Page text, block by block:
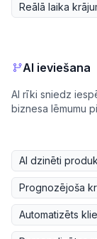
Reālā laika
AI ieviešana
AI rīki sniedz
biznesa lēmumu
AI dzinēti
Prognozējoša
Automatizēts